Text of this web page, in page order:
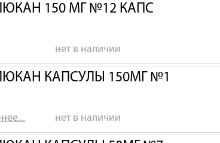
150 МГ №12 КАПС
нет в наличии
КАПСУЛЫ 150МГ №1
нет в наличии